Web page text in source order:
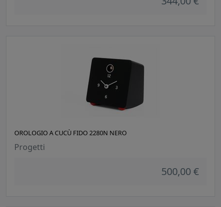
OROLOGIO A CUCÙ FIDO 2280N NERO
Progetti
500,00 €